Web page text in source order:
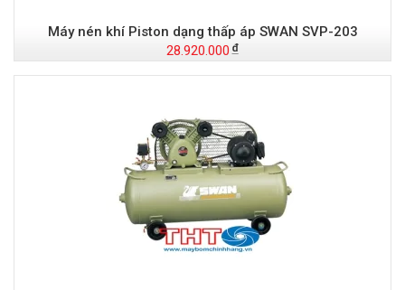
Máy nén khí Piston dạng thấp áp SWAN SVP-203
28.920.000